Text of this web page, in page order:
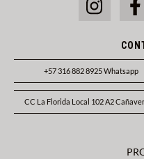
+57 316 882 8925 Whatsapp
CC La Florida Local 102 A2